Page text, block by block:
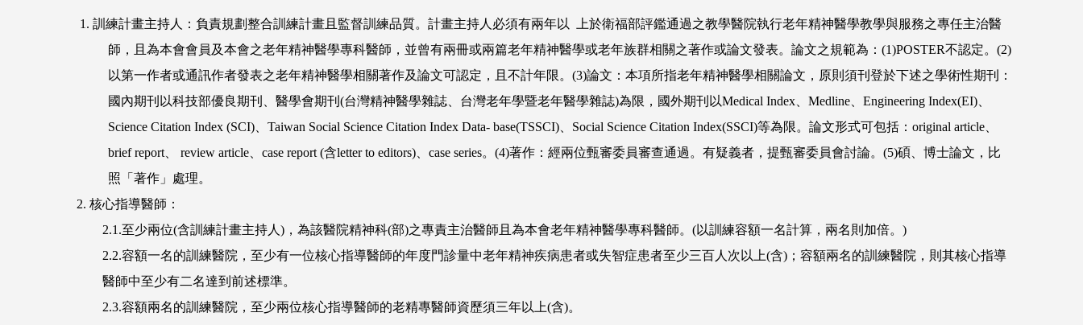
1. 訓練計畫主持人：負責規劃整合訓練計畫且監督訓練品質。計畫主持人必須有兩年以 上於衛福部評鑑通過之教學醫院執行老年精神醫學教學與服務之專任主治醫
師，且為本會會員及本會之老年精神醫學專科醫師，並曾有兩冊或兩篇老年精神醫學或老年族群相關之著作或論文發表。論文之規範為：(1)POSTER不認定。(2)
以第一作者或通訊作者發表之老年精神醫學相關著作及論文可認定，且不計年限。(3)論文：本項所指老年精神醫學相關論文，原則須刊登於下述之學術性期刊：
國內期刊以科技部優良期刊、醫學會期刊(台灣精神醫學雜誌、台灣老年學暨老年醫學雜誌)為限，國外期刊以Medical Index、Medline、Engineering Index(EI)、
Science Citation Index (SCI)、Taiwan Social Science Citation Index Data- base(TSSCI)、Social Science Citation Index(SSCI)等為限。論文形式可包括：original article、
brief report、 review article、case report (含letter to editors)、case series。(4)著作：經兩位甄審委員審查通過。有疑義者，提甄審委員會討論。(5)碩、博士論文，比
照「著作」處理。
2. 核心指導醫師：
2.1.至少兩位(含訓練計畫主持人)，為該醫院精神科(部)之專責主治醫師且為本會老年精神醫學專科醫師。(以訓練容額一名計算，兩名則加倍。)
2.2.容額一名的訓練醫院，至少有一位核心指導醫師的年度門診量中老年精神疾病患者或失智症患者至少三百人次以上(含)；容額兩名的訓練醫院，則其核心指導
醫師中至少有二名達到前述標準。
2.3.容額兩名的訓練醫院，至少兩位核心指導醫師的老精專醫師資歷須三年以上(含)。